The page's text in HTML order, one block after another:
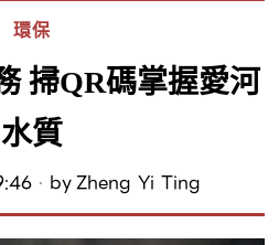
環保
掃QR碼掌握愛河
水質
byZheng Yi Ting